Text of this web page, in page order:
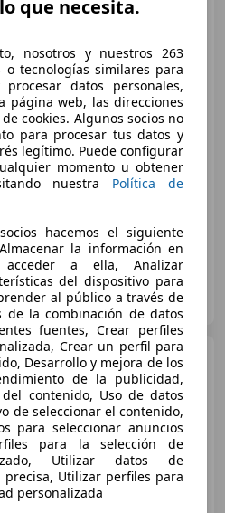
€ 12.000
Sin comparación
Mazda RX-8231
€ 20.000
Sincomparación
Gasolina
que necesita.
nosotros y nuestros 263
o tecnologías similares para
datos personales,
página web, las direcciones
cookies. Algunos socios no
para procesar tus datos y
legítimo. Puede configurar
momento u obtener
nuestra Política de
hacemos el siguiente
la información en
a ella, Analizar
del dispositivo para
al público a través de
de la combinación de datos
fuentes, Crear perfiles
Crear un perfil para
Desarrollo y mejora de los
de la publicidad,
contenido, Uso de datos
de seleccionar el contenido,
para seleccionar anuncios
para la selección de
Utilizar datos de
precisa, Utilizar perfiles para
personalizada